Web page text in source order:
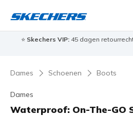
⭐ Skechers VIP:45 dagen
Dames Schoenen Boots
Dames
Waterproof: On-The-GO